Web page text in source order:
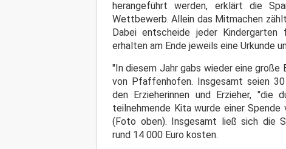
herangeführt werden, erklärt die
Wettbewerb. Allein das Mitmachen
Dabei entscheide jeder
erhalten am Ende jeweils eine Urkunde
"In diesem Jahr gabs wieder eine
von Pfaffenhofen. Insgesamt seien
den Erzieherinnen und Erzieher, "die
teilnehmende Kita wurde einer
(Foto oben). Insgesamt ließ sich die
rund 14 000 Euro kosten.